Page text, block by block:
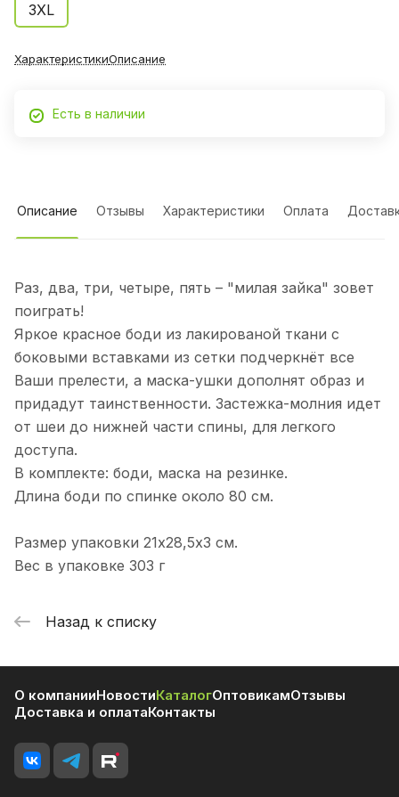
3XL
ХарактеристикиОписание
Есть в наличии
Описание Отзывы Характеристики Оплата
Раз, два, три, четыре, пять – "милая зайка" зовет
поиграть!
Яркое красное боди из лакированой ткани с
боковыми вставками из сетки подчеркнёт все
Ваши прелести, а маска-ушки дополнят образ и
придадут таинственности. Застежка-молния идет
от шеи до нижней части спины, для легкого
доступа.
В комплекте: боди, маска на резинке.
Длина боди по спинке около 80 см.
Размер упаковки 21х28,5х3 см.
Вес в упаковке 303 г
Назад к списку
О компанииНовостиКаталогОптовикамОтзывы
Доставка и оплатаКонтакты